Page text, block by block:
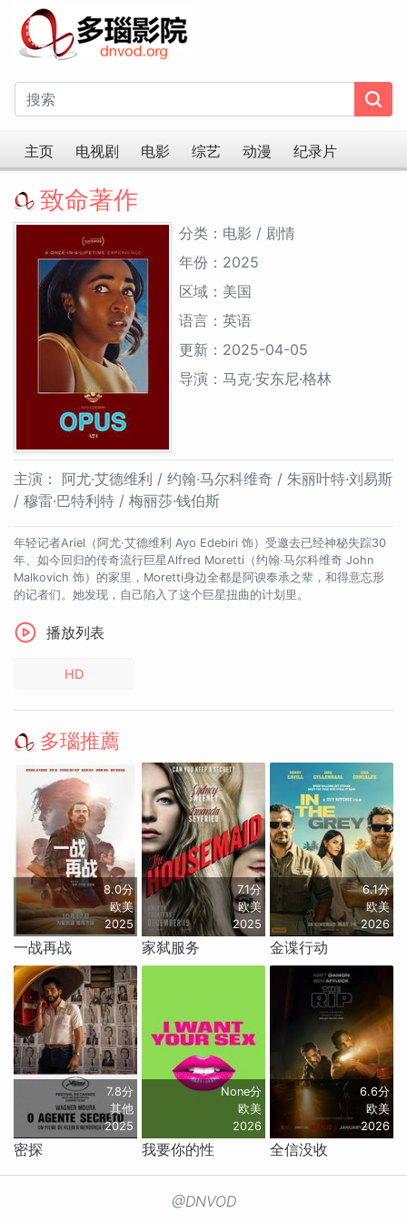
主页 电视剧 电影 综艺 动漫 纪录片
致命著作
分类：电影 / 剧情
年份：2025
区域：美国
语言：英语
更新：2025-04-05
导演：马克·安东尼·格林
主演：
阿尤·艾德维利 / 约翰·马尔科维奇 / 朱丽叶特·刘易斯
/ 穆雷·巴特利特 / 梅丽莎·钱伯斯
年轻记者Ariel（阿尤·艾德维利 Ayo Edebiri 饰）受邀去已经神秘失踪30
年、如今回归的传奇流行巨星Alfred Moretti（约翰·马尔科维奇 John
Malkovich 饰）的家里，Moretti身边全都是阿谀奉承之辈，和得意忘形
的记者们。她发现，自己陷入了这个巨星扭曲的计划里。
播放列表
HD
多瑙推薦
8.0分
欧美
2025
一战再战
7.1分
欧美
2025
家弑服务
6.1分
欧美
2026
金谍行动
7.8分
其他
2025
密探
None分
欧美
2026
我要你的性
6.6分
欧美
2026
全信没收
@DNVOD